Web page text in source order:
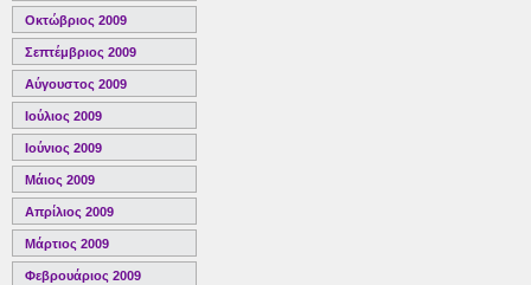
Οκτώβριος 2009
Σεπτέμβριος 2009
Αύγουστος 2009
Ιούλιος 2009
Ιούνιος 2009
Μάιος 2009
Απρίλιος 2009
Μάρτιος 2009
Φεβρουάριος 2009